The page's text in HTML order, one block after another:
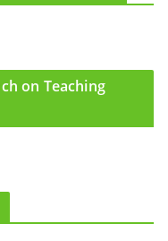
on Teaching